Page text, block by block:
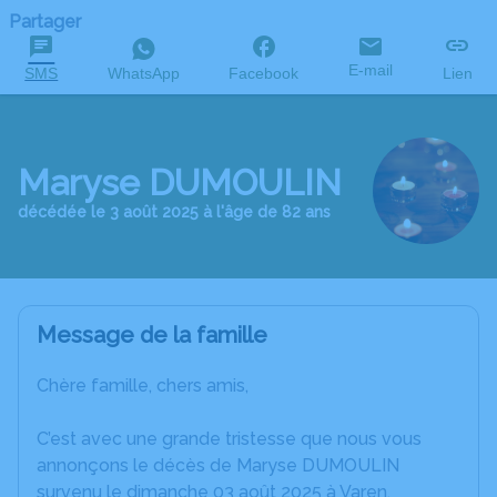
Partager
SMS WhatsApp Facebook E-mail Lien
Maryse DUMOULIN
décédée le 3 août 2025 à l'âge de 82 ans
Message de la famille
Chère famille, chers amis,
C’est avec une grande tristesse que nous vous
annonçons le décès de Maryse DUMOULIN
survenu le dimanche 03 août 2025 à Varen.